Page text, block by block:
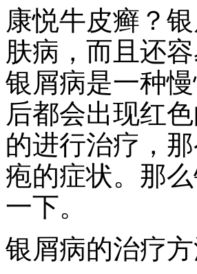
康悦牛皮癣？
肤病，而且还
银屑病是一种
后都会出现红
的进行治疗，
疱的症状。那
一下。
银屑病的治疗方